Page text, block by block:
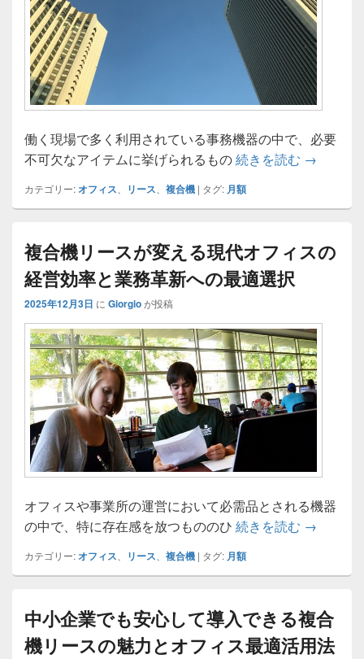
働く現場で多く利用されている事務機器の中で、必要
不可欠なアイテムに挙げられるもの続きを読む 多機能時
→
カテゴリー:オフィス リース 複合機 | タグ: 月額
複合機リースが変える現代オフィスの
経営効率と業務革新への最適選択
2025年12月3日 に Giorgioが投稿
オフィスや事業所の運営において必需品とされる機器
の中で、特に存在感を放つもののひ 続きを読む 複合機リ
→
カテゴリー:オフィス リース 複合機 | タグ: 月額
中小企業でも安心して導入できる複合
機リースの魅力とオフィス最適活用法